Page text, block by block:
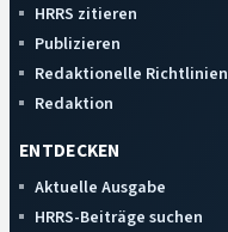
HRRS zitieren
Publizieren
Redaktionelle Richtlinien
Redaktion
ENTDECKEN
Aktuelle Ausgabe
HRRS-Beiträge suchen